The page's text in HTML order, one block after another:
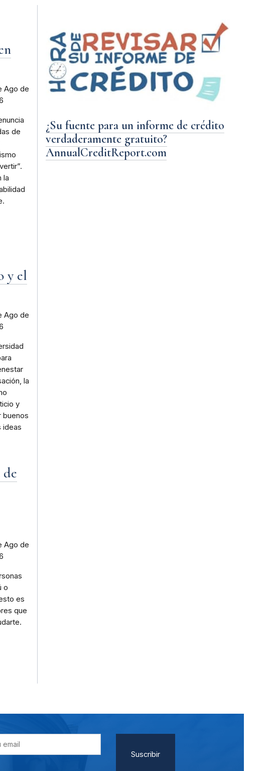
Ago de
de
la
y el
Ago de
la
y
buenos
ideas
Ago de
o
es
que
¿Su fuente para un informe de crédito
verdaderamente gratuito?
AnnualCreditReport.com